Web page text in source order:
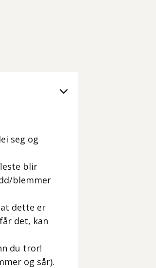
seg og
blir
blemmer
dette er
det, kan
du tror!
og sår).